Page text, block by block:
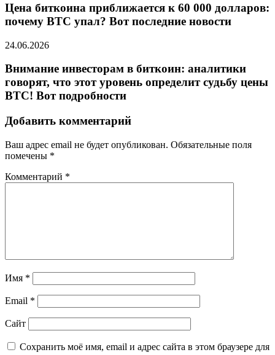
Цена биткоина приближается к 60 000 долларов:
почему BTC упал? Вот последние новости
24.06.2026
Внимание инвесторам в биткоин: аналитики
говорят, что этот уровень определит судьбу цены
BTC! Вот подробности
Добавить комментарий
Ваш адрес email не будет опубликован. Обязательные поля
помечены *
Комментарий *
Имя *
Email *
Сайт
Сохранить моё имя, email и адрес сайта в этом браузере для